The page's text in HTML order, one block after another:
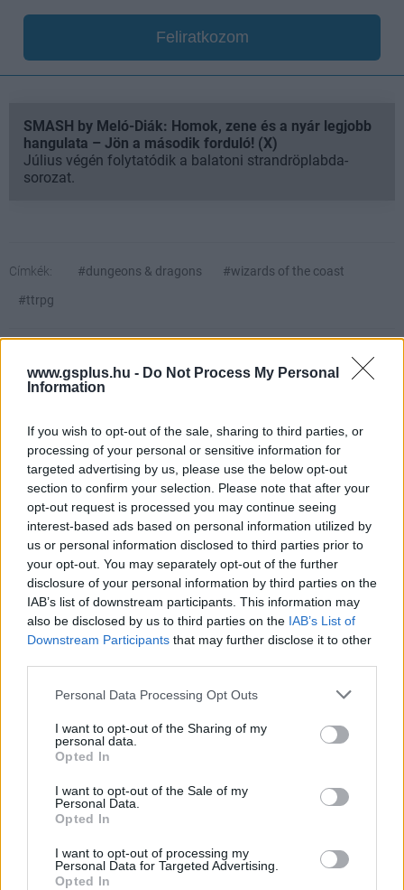
www.gsplus.hu - Do Not Process My Personal
Information
If you wish to opt-out of the sale, sharing to third parties, or
processing of your personal or sensitive information for
targeted advertising by us, please use the below opt-out
section to confirm your selection. Please note that after your
opt-out request is processed you may continue seeing
interest-based ads based on personal information utilized by
us or personal information disclosed to third parties prior to
your opt-out. You may separately opt-out of the further
disclosure of your personal information by third parties on the
IAB’s list of downstream participants. This information may
also be disclosed by us to third parties on the IAB’s List of
Downstream Participants that may further disclose it to other
Please note that this website/app uses one or more Google
not limited to your visit or usage behaviour. You may click to
grant or deny consent to Google and its third-party tags to
use your data for below specified purposes in below Google
consent section.
Personal Data Processing Opt Outs
I want to opt-out of the Sharing of my
personal data.
Opted In
I want to opt-out of the Sale of my
Personal Data.
Opted In
I want to opt-out of processing my
Personal Data for Targeted Advertising.
Opted In
Feliratkozom
SMASH by Meló-Diák: Homok, zene és a nyár legjobb
hangulata – Jön a második forduló! (X)
Július végén folytatódik a balatoni strandröplabda-
sorozat.
Címkék: #dungeons & dragons
#wizards of the coast
#ttrpg
Hozzászólások
A Witcher 3-ban eredetileg nem
kellett volna választanunk Triss
és Yenn között
2025 november 14. 09:41
Ez az egyébként zseniális döntés nagyon
későn, szinte véletlenül született.
Unmute
Adam Badowski, a CD Projekt Red társigazgatója szerint